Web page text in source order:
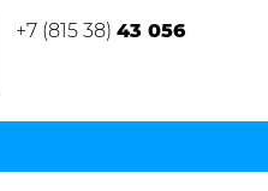
+7 (815 38) 43 056